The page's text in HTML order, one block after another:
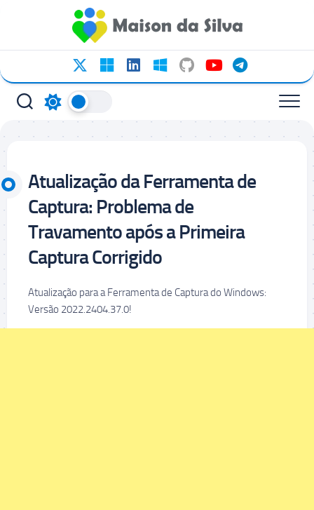
conteúdo
Atualização da Ferramenta de
Captura: Problema de
Travamento após a Primeira
Captura Corrigido
Atualização para a Ferramenta de Captura do Windows:
Versão 2022.2404.37.0!